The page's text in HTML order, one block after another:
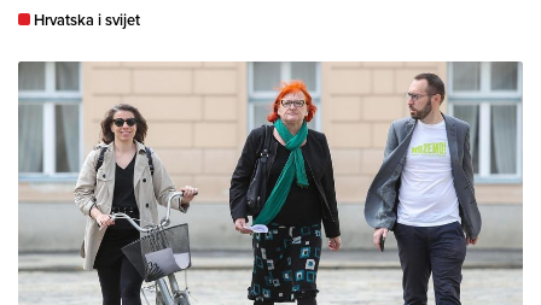
Hrvatska i svijet